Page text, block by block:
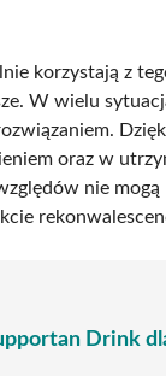
korzystają z
W wielu
oraz w
nie
Drink